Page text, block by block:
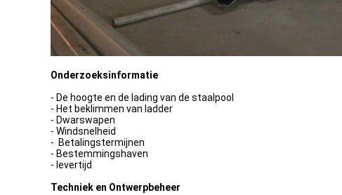
Onderzoeksinformatie
- De hoogte en de lading van de staalpool
- Het beklimmen van ladder
- Dwarswapen
- Windsnelheid
- Betalingstermijnen
- Bestemmingshaven
- levertijd
Techniek en Ontwerpbeheer